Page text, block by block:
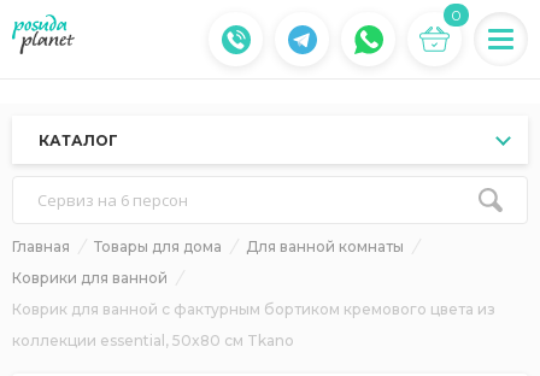
0
КАТАЛОГ
Сервиз на 6 персон
Главная Товары для дома
Для ванной комнаты
Коврики для ванной
Коврик для ванной с фактурным бортиком кремового цвета из
коллекции essential, 50x80 см Tkano